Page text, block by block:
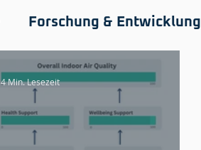
Forschung & Entwicklung
4 Min. Lesezeit